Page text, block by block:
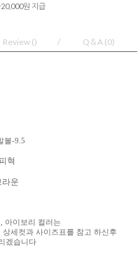
원 지급
Review () Q＆A (0)
볼-9.5
혁
라운
아이보리 컬러는
세컷과 사이즈표를 참고 하신후
겠습니다